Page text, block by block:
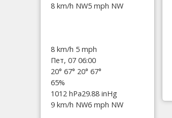
8 km/h NW5 mph NW
8 km/h 5 mph
Пет, 07 06:00
20° 67° 20° 67°
65%
1012 hPa29.88 inHg
9 km/h NW6 mph NW